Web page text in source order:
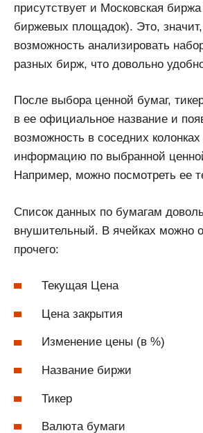
присутствует и Московская
биржевых площадок). Это, значит,
возможность анализировать
разных бирж, что довольно
После выбора ценной бумаг,
в ее официальное название и
возможность в соседних
информацию по выбранной
Например, можно посмотреть ее
Список данных по бумагам
внушительный. В ячейках можно
прочего:
Текущая Цена
Цена закрытия
Изменение цены (в %)
Название биржи
Тикер
Валюта бумаги